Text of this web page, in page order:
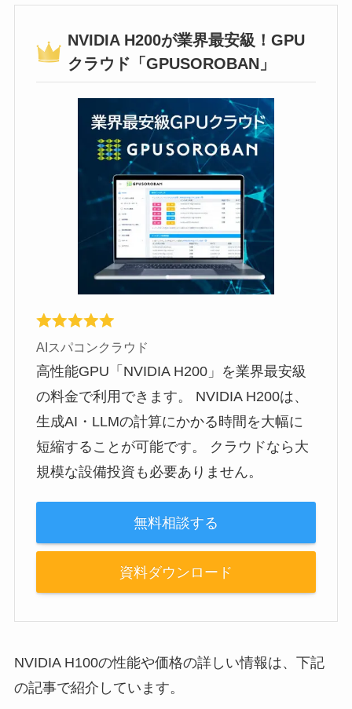
NVIDIA H200が業界最安級！GPU
クラウド「GPUSOROBAN」
AIスパコンクラウド
高性能GPU「NVIDIA H200」を業界最安級
の料金で利用できます。 NVIDIA H200は、
生成AI・LLMの計算にかかる時間を大幅に
短縮することが可能です。 クラウドなら大
規模な設備投資も必要ありません。
無料相談する
資料ダウンロード
NVIDIA H100の性能や価格の詳しい情報は、下記
の記事で紹介しています。